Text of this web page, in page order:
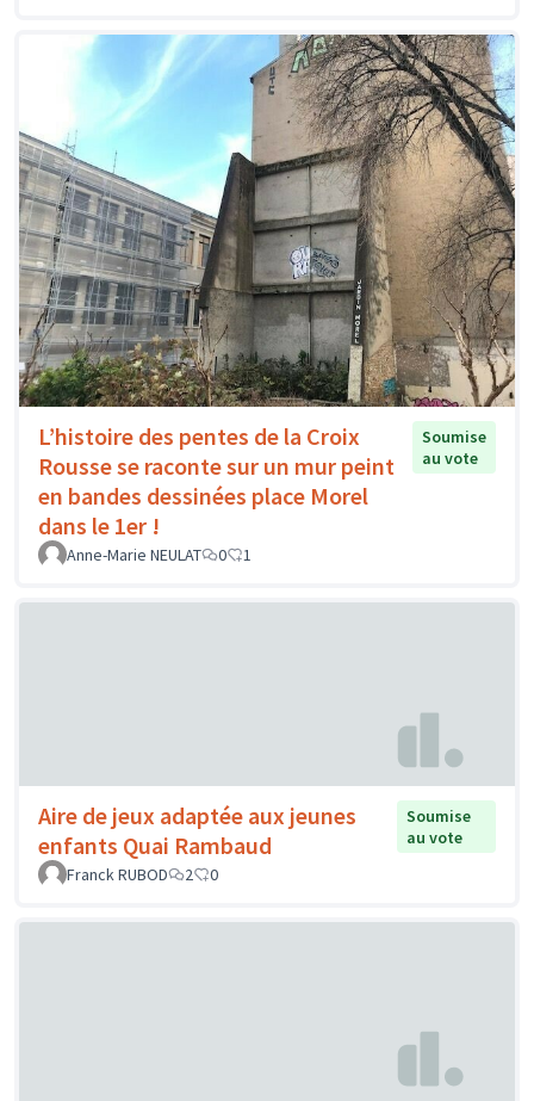
L’histoire des pentes de la Croix
Rousse se raconte sur un mur peint
en bandes dessinées place Morel
dans le 1er !
Soumise
au vote
Anne-Marie NEULAT 0 1
Aire de jeux adaptée aux jeunes
enfants Quai Rambaud
Soumise
au vote
Franck RUBOD
2 0